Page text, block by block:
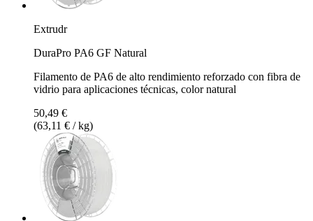
Extrudr
DuraPro PA6 GF Natural
Filamento de PA6 de alto rendimiento reforzado con fibra de
vidrio para aplicaciones técnicas, color natural
50,49 €
(63,11 € / kg)